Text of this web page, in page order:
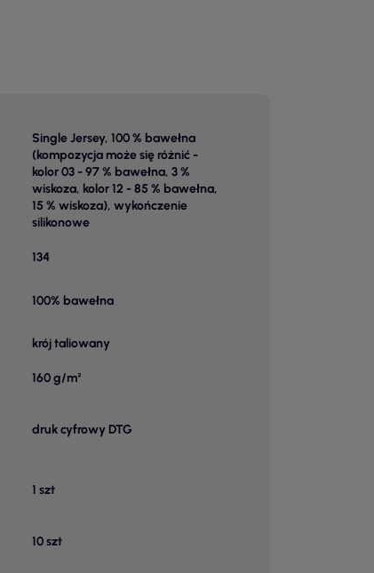
Single Jersey, 100 % bawełna
(kompozycja może się różnić -
kolor 03 - 97 % bawełna, 3 %
wiskoza, kolor 12 - 85 % bawełna,
15 % wiskoza), wykończenie
silikonowe
134
100% bawełna
krój taliowany
160 g/m²
druk cyfrowy DTG
1 szt
10 szt